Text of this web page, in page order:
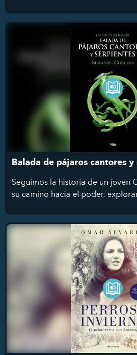
Balada de pájaros cantores
Seguimos la historia de un joven
su camino hacia el poder,